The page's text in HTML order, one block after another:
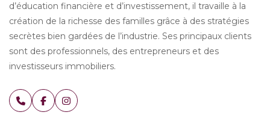
d’éducation financière et d’investissement, il travaille à la
création de la richesse des familles grâce à des stratégies
secrètes bien gardées de l’industrie. Ses principaux clients
sont des professionnels, des entrepreneurs et des
investisseurs immobiliers.